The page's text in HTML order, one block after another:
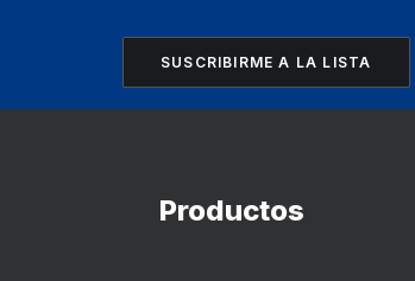
Productos